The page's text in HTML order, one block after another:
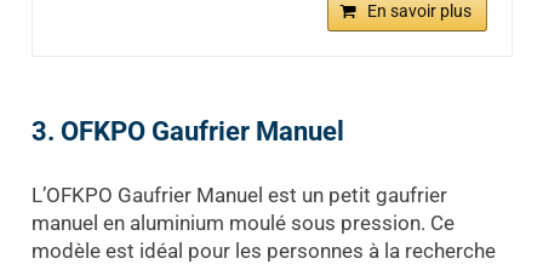
En savoir plus
3. OFKPO Gaufrier Manuel
L’OFKPO Gaufrier Manuel est un petit gaufrier
manuel en aluminium moulé sous pression. Ce
modèle est idéal pour les personnes à la recherche